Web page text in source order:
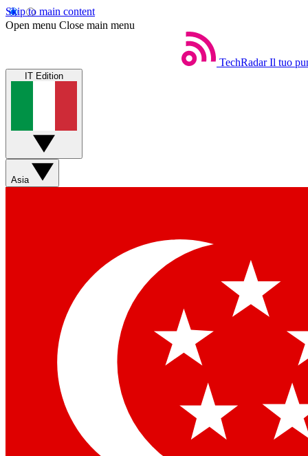
Skip to main content
Open menu Close main menu
TechRadar Il tuo
IT Edition
Asia